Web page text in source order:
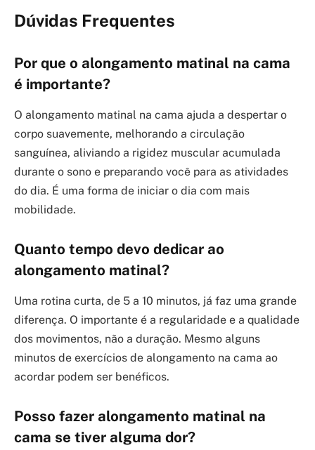
Dúvidas Frequentes
Por que o alongamento matinal na cama
é importante?
O alongamento matinal na cama ajuda a despertar o
corpo suavemente, melhorando a circulação
sanguínea, aliviando a rigidez muscular acumulada
durante o sono e preparando você para as atividades
do dia. É uma forma de iniciar o dia com mais
mobilidade.
Quanto tempo devo dedicar ao
alongamento matinal?
Uma rotina curta, de 5 a 10 minutos, já faz uma grande
diferença. O importante é a regularidade e a qualidade
dos movimentos, não a duração. Mesmo alguns
minutos de exercícios de alongamento na cama ao
acordar podem ser benéficos.
Posso fazer alongamento matinal na
cama se tiver alguma dor?